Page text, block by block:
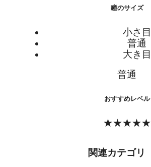
瞳のサイズ
小さ目
普通
大き目
普通
おすすめレベル
★★★★★
関連カテゴリ